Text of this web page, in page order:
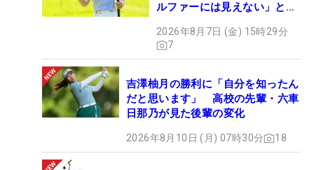
ルファーには見えない」とコ
2026年8月7日 (金) 15時29分
7
吉澤柚月の勝利に「自分を知ったん
だと思います」 高校の先輩・六車
日那乃が見た後輩の変化
2026年8月10日 (月) 07時30分 18